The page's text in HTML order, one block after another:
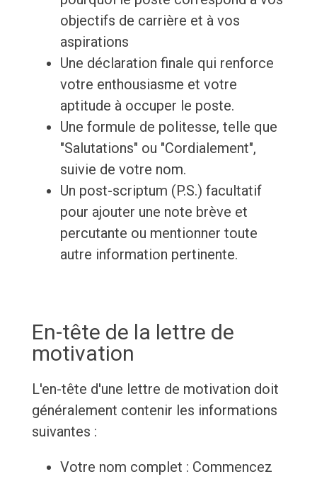
objectifs de carrière et à vos
aspirations
Une déclaration finale qui renforce
votre enthousiasme et votre
aptitude à occuper le poste.
Une formule de politesse, telle que
"Salutations" ou "Cordialement",
suivie de votre nom.
Un post-scriptum (P.S.) facultatif
pour ajouter une note brève et
percutante ou mentionner toute
autre information pertinente.
En-tête de la lettre de
motivation
L'en-tête d'une lettre de motivation doit
généralement contenir les informations
suivantes :
Votre nom complet : Commencez